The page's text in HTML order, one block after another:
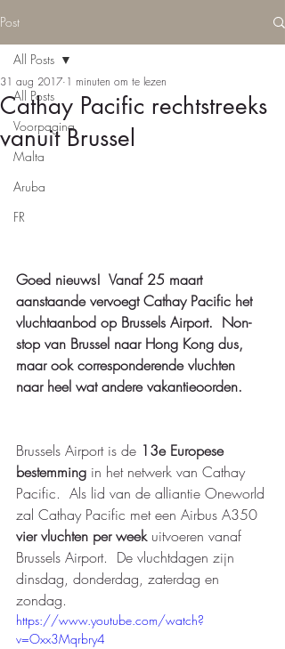
Post
All Posts
Voorpagina
Malta
Aruba
FR
All Posts
Cathay Pacific rechtstreeks
vanuit Brussel
31 aug 2017 1 minuten om te lezen
Goed nieuws!  Vanaf 25 maart
aanstaande vervoegt Cathay Pacific het
vluchtaanbod op Brussels Airport.  Non-
stop van Brussel naar Hong Kong dus,
maar ook corresponderende vluchten
naar heel wat andere vakantieoorden.
Brussels Airport is de 13e Europese
bestemming in het netwerk van Cathay
Pacific.  Als lid van de alliantie Oneworld
zal Cathay Pacific met een Airbus A350
vier vluchten per week uitvoeren vanaf
Brussels Airport.  De vluchtdagen zijn
dinsdag, donderdag, zaterdag en
zondag.
https://www.youtube.com/watch?
v=Oxx3Mqrbry4